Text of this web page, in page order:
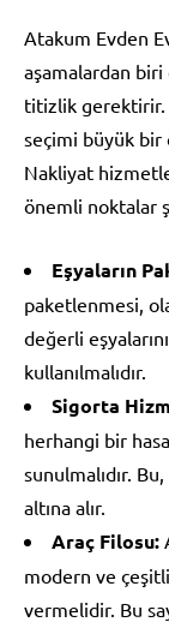
Atakum Evden
aşamalardan
titizlik gerektirir.
seçimi büyük bir
Nakliyat
önemli noktalar
Eşyaların
paketlenmesi,
değerli
kullanılmalıdır.
Sigorta
herhangi bir
sunulmalıdır.
altına alır.
Araç Filosu:
modern ve
vermelidir. Bu